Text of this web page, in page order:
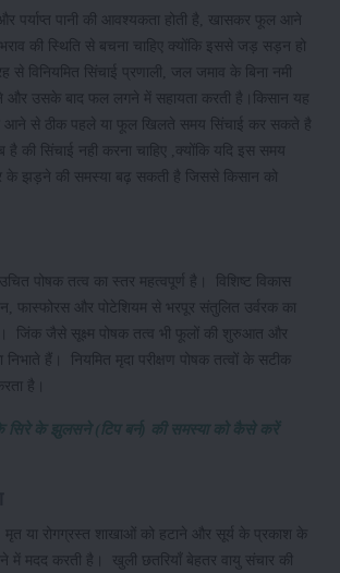
पर्याप्त पानी की आवश्यकता होती है, खासकर फूल आने
की स्थिति से बचना चाहिए क्योंकि इससे जड़ सड़न हो
विनियमित सिंचाई प्रणाली, जल जमाव के बिना नमी
और उसके बाद फल लगने में सहायता करती है।किसान यह
आने से ठीक पहले या फूल खिलते समय सिंचाई कर सकते है
है की सिंचाई नही करना चाहिए ,क्योंकि यदि इस समय
के झड़ने की समस्या बढ़ सकती है जिससे किसान को
पोषक तत्व का स्तर महत्वपूर्ण है। विशिष्ट विकास
फास्फोरस और पोटेशियम से भरपूर संतुलित उर्वरक का
जिंक जैसे सूक्ष्म पोषक तत्व भी फूलों की शुरुआत और
निभाते हैं। नियमित मृदा परीक्षण पोषक तत्वों के सटीक
है।
सिरे के झुलसने (टिप बर्न) की समस्या को कैसे करें
या रोगग्रस्त शाखाओं को हटाने और सूर्य के प्रकाश के
में मदद करती है। खुली छतरियाँ बेहतर वायु संचार की